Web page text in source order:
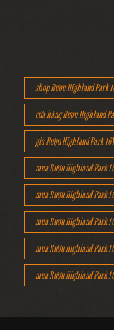
shop Rượu Highland Park
cửa hàng Rượu Highland
giá Rượu Highland Park
mua Rượu Highland Park
mua Rượu Highland Park
mua Rượu Highland Park
mua Rượu Highland Park
mua Rượu Highland Park